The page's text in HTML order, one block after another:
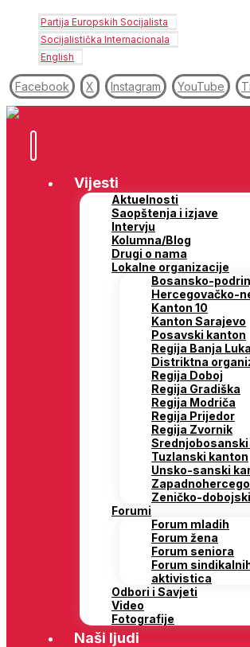
Partija Europskih Socijalista
Socijalistička Internacionala
English
Facebook X Instagram YouTube
Vijesti
Aktuelnosti
Saopštenja i izjave
Intervju
Kolumna/Blog
Drugi o nama
Lokalne organizacije
Bosansko-
Hercegovačko-
Kanton 10
Kanton Sarajevo
Posavski kanton
Regija Banja Luka
Distriktna
Regija Doboj
Regija Gradiška
Regija Modriča
Regija Prijedor
Regija Zvornik
Tuzlanski kanton
Unsko-sanski
Zeničko-
Forumi
Forum mladih
Forum žena
Forum seniora
Forum
aktivistica
Odbori i Savjeti
Video
Fotografije
Naši ljudi